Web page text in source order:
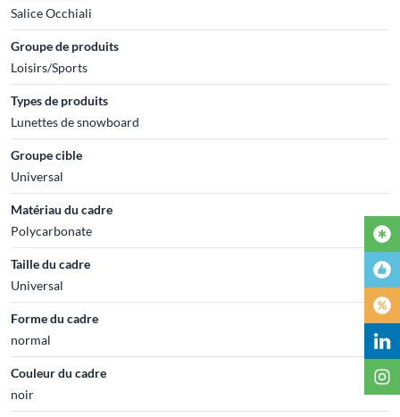
Salice Occhiali
Groupe de produits
Loisirs/Sports
Types de produits
Lunettes de snowboard
Groupe cible
Universal
Matériau du cadre
Polycarbonate
Taille du cadre
Universal
Forme du cadre
normal
Couleur du cadre
noir